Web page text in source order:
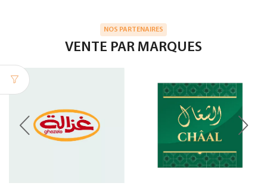
NOS PARTENAIRES
VENTE PAR MARQUES